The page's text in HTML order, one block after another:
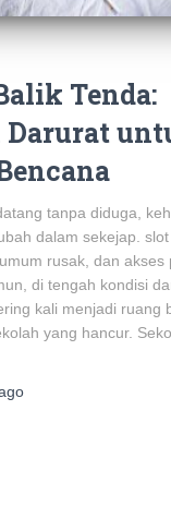
Tenda:
tanpa diduga,
dalam sekejap.
rusak, dan akses
di tengah kondisi
kali menjadi ruang
yang hancur.